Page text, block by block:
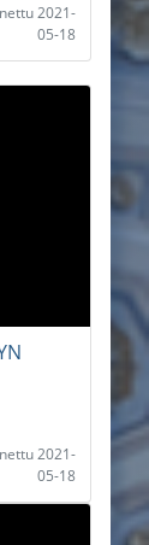
2021-
05-18
2021-
05-18